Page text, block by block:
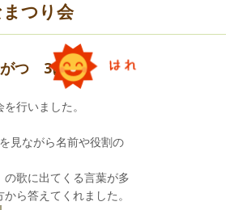
もちゃのチャチャチ
しました。
人形、子ひつじ、子ね
者の皆様、ありがとう
つり会
つ 3にち
行いました。
見ながら名前や役割の
の歌に出てくる言葉が多
ら答えてくれました。